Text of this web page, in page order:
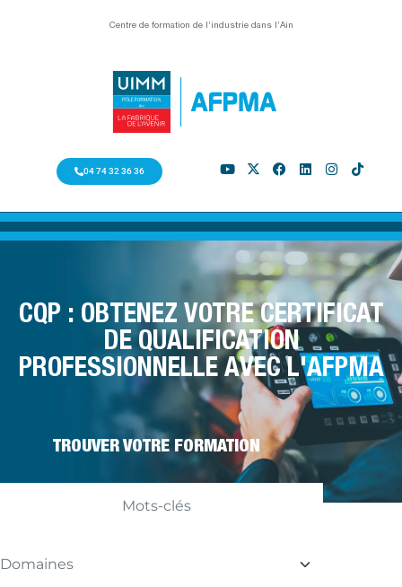
Centre de formation de l’industrie dans l’Ain
04 74 32 36 36
CQP : OBTENEZ VOTRE CERTIFICAT
DE QUALIFICATION
PROFESSIONNELLE AVEC L'AFPMA
TROUVER VOTRE FORMATION